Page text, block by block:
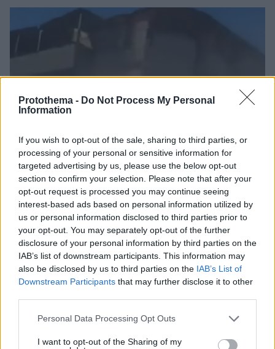
Protothema - Do Not Process My Personal
Information
If you wish to opt-out of the sale, sharing to third parties, or
processing of your personal or sensitive information for
targeted advertising by us, please use the below opt-out
section to confirm your selection. Please note that after your
opt-out request is processed you may continue seeing
interest-based ads based on personal information utilized by
us or personal information disclosed to third parties prior to
your opt-out. You may separately opt-out of the further
disclosure of your personal information by third parties on the
IAB’s list of downstream participants. This information may
also be disclosed by us to third parties on the IAB’s List of
Downstream Participants that may further disclose it to other
Please note that this website/app uses one or more Google
not limited to your visit or usage behaviour. You may click to
Personal Data Processing Opt Outs
I want to opt-out of the Sharing of my
Loaded:
100.00%
Η Κολομβία κηρύχθηκε σε κατάσταση «εθνικής
καταστροφής» μετά τον σεισμό των 7,4 Ρίχτερ:
Πάνω από 110 νεκροί, ανάμεσά τους και παιδιά,
έρευνες για εγκλωβισμένους
πριν μία ώρα